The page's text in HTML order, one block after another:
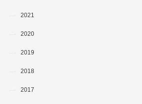
2021
2020
2019
2018
2017